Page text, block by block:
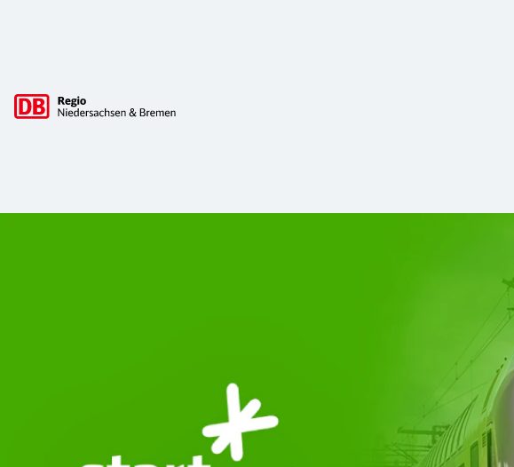
Start Unterelbe und Start Niedersachsen Mitte
Ab August 2026 ist Start Teil der DB Regio. Ziel ist ein stabilerer und